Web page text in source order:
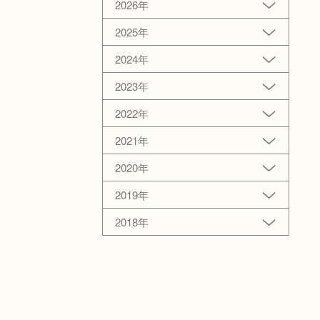
2026年
2025年
2024年
2023年
2022年
2021年
2020年
2019年
2018年